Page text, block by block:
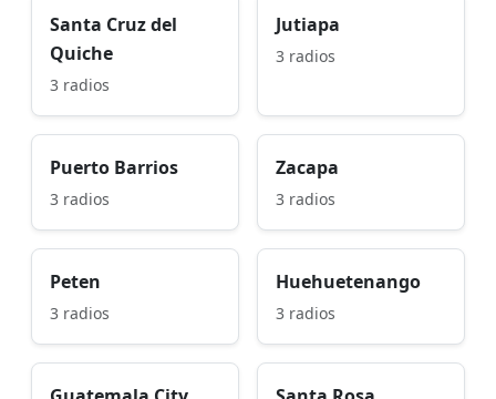
Santa Cruz del
Quiche
3 radios
Jutiapa
3 radios
Puerto Barrios
3 radios
Zacapa
3 radios
Peten
3 radios
Huehuetenango
3 radios